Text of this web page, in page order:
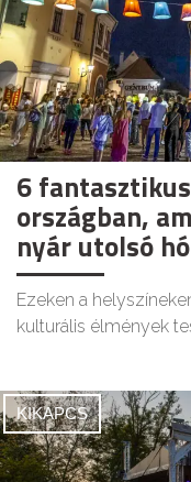
6
országban,
nyár utolsó
Ezeken a
kulturális élmények
KIKAPCS